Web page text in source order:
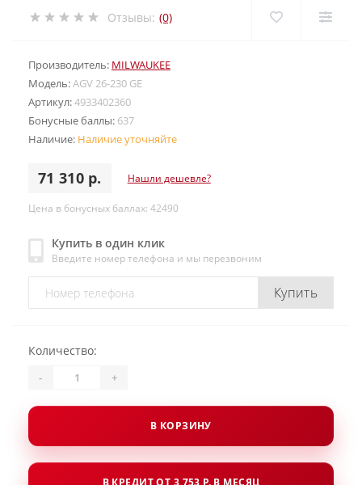
Отзывы: (0)
Производитель: MILWAUKEE
Модель:AGV 26-230 GE
Артикул:4933402360
Бонусные баллы: 637
Наличие: Наличие уточняйте
71 310 р. Нашли дешевле?
Цена в бонусных баллах: 42490
Купить в один клик
Введите номер телефона и мы перезвоним
Купить
Количество:
- +
В КОРЗИНУ
В КРЕДИТ ОТ 3 753 Р. В МЕСЯЦ